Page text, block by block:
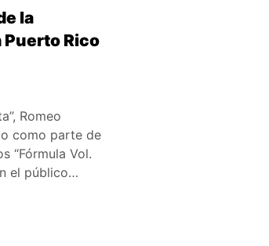
la
Puerto Rico
Romeo
como parte de
“Fórmula Vol.
el público…